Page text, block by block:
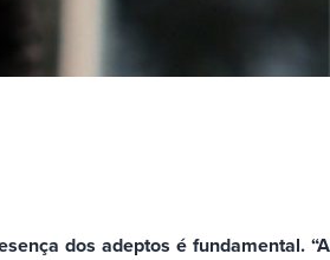
dos adeptos é fundamental. “A